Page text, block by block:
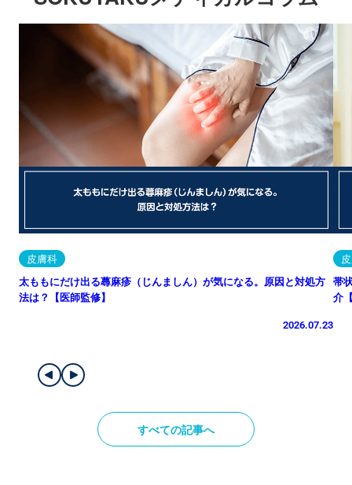
皮膚科
太ももにだけ出る蕁麻疹（じんましん）が気になる。原因と対処方
法は？【医師監修】
2026.07.23
帯
介
すべての記事へ